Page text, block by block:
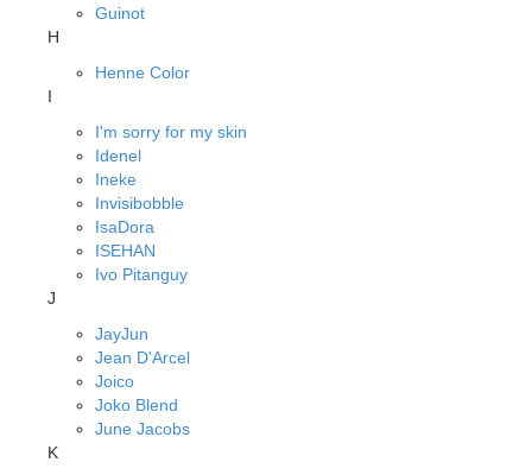
Guinot
H
Henne Color
I
I'm sorry for my skin
Idenel
Ineke
Invisibobble
IsaDora
ISEHAN
Ivo Pitanguy
J
JayJun
Jean D'Arcel
Joico
Joko Blend
June Jacobs
K